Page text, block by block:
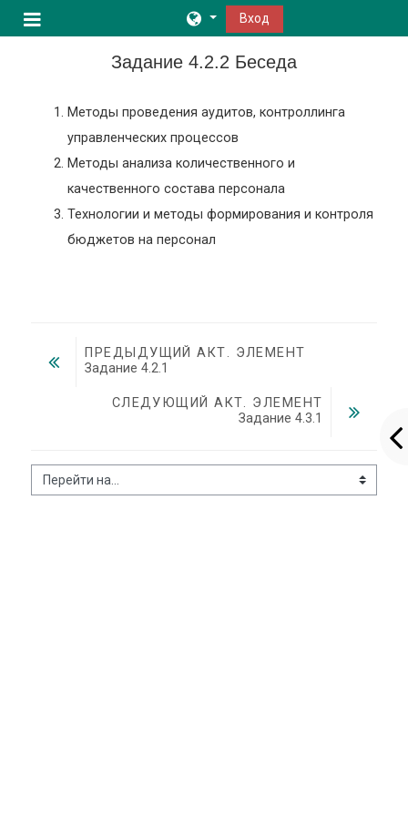
Боковая панель
Вход
Задание 4.2.2 Беседа
Методы проведения аудитов, контроллинга
управленческих процессов
Методы анализа количественного и
качественного состава персонала
Технологии и методы формирования и контроля
бюджетов на персонал
ПРЕДЫДУЩИЙ АКТ. ЭЛЕМЕНТ
Задание 4.2.1
СЛЕДУЮЩИЙ АКТ. ЭЛЕМЕНТ
Задание 4.3.1
Перейти на...